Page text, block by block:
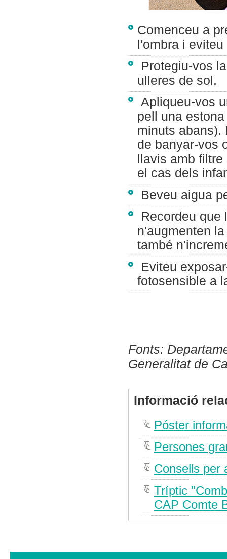
Comenceu a
l'ombra i
Protegiu-vos
ulleres de sol.
Apliqueu-vos
pell una
minuts abans).
de banyar-vos
llavis amb filtre
el cas dels
Beveu aigua
Recordeu que
n'augmenten
també
Eviteu
fotosensible a
Fonts:
Generalitat de
Informació
Póster
Persones
Consells per
Tríptic
CAP Comte